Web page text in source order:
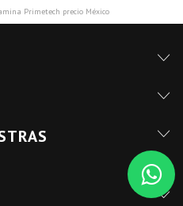
Primetech precio México